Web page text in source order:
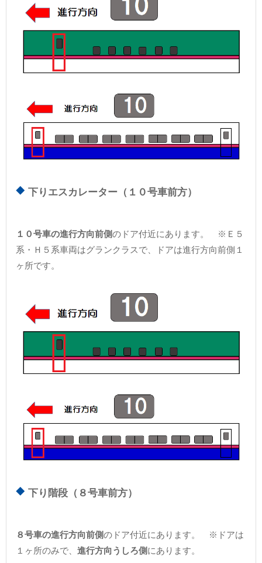
下りエスカレーター（１０号車前方）
１０号車の進行方向前側のドア付近にあります。 ※Ｅ５
系・Ｈ５系車両はグランクラスで、ドアは進行方向前側１
ヶ所です。
下り階段（８号車前方）
８号車の進行方向前側のドア付近にあります。 ※ドアは
１ヶ所のみで、 進行方向うしろ側にあります。